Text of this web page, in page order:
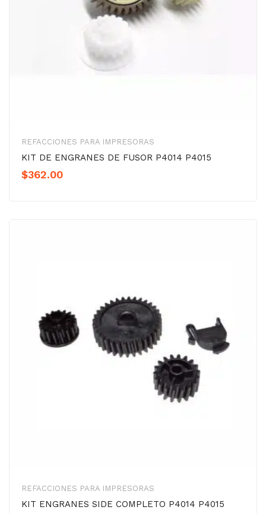
REFACCIONES PARA IMPRESORAS
KIT DE ENGRANES DE FUSOR P4014 P4015
$362.00
REFACCIONES PARA IMPRESORAS
KIT ENGRANES SIDE COMPLETO P4014 P4015